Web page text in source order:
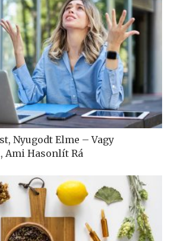
Nyugodt Elme – Vagy
Ami Hasonlít Rá